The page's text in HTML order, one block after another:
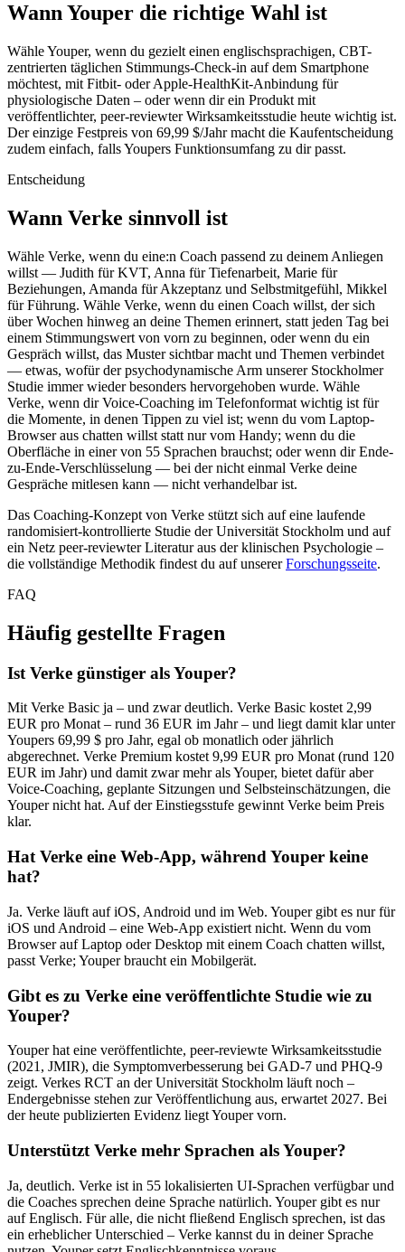
Wann Youper die richtige Wahl ist
Wähle Youper, wenn du gezielt einen englischsprachigen, CBT-
zentrierten täglichen Stimmungs-Check-in auf dem Smartphone
möchtest, mit Fitbit- oder Apple-HealthKit-Anbindung für
physiologische Daten – oder wenn dir ein Produkt mit
veröffentlichter, peer-reviewter Wirksamkeitsstudie heute wichtig ist.
Der einzige Festpreis von 69,99 $/Jahr macht die Kaufentscheidung
zudem einfach, falls Youpers Funktionsumfang zu dir passt.
Entscheidung
Wann Verke sinnvoll ist
Wähle Verke, wenn du eine:n Coach passend zu deinem Anliegen
willst — Judith für KVT, Anna für Tiefenarbeit, Marie für
Beziehungen, Amanda für Akzeptanz und Selbstmitgefühl, Mikkel
für Führung. Wähle Verke, wenn du einen Coach willst, der sich
über Wochen hinweg an deine Themen erinnert, statt jeden Tag bei
einem Stimmungswert von vorn zu beginnen, oder wenn du ein
Gespräch willst, das Muster sichtbar macht und Themen verbindet
— etwas, wofür der psychodynamische Arm unserer Stockholmer
Studie immer wieder besonders hervorgehoben wurde. Wähle
Verke, wenn dir Voice-Coaching im Telefonformat wichtig ist für
die Momente, in denen Tippen zu viel ist; wenn du vom Laptop-
Browser aus chatten willst statt nur vom Handy; wenn du die
Oberfläche in einer von 55 Sprachen brauchst; oder wenn dir Ende-
zu-Ende-Verschlüsselung — bei der nicht einmal Verke deine
Gespräche mitlesen kann — nicht verhandelbar ist.
Das Coaching-Konzept von Verke stützt sich auf eine laufende
randomisiert-kontrollierte Studie der Universität Stockholm und auf
ein Netz peer-reviewter Literatur aus der klinischen Psychologie –
die vollständige Methodik findest du auf unsererForschungsseite.
FAQ
Häufig gestellte Fragen
Ist Verke günstiger als Youper?
Mit Verke Basic ja – und zwar deutlich. Verke Basic kostet 2,99
EUR pro Monat – rund 36 EUR im Jahr – und liegt damit klar unter
Youpers 69,99 $ pro Jahr, egal ob monatlich oder jährlich
abgerechnet. Verke Premium kostet 9,99 EUR pro Monat (rund 120
EUR im Jahr) und damit zwar mehr als Youper, bietet dafür aber
Voice-Coaching, geplante Sitzungen und Selbsteinschätzungen, die
Youper nicht hat. Auf der Einstiegsstufe gewinnt Verke beim Preis
klar.
Hat Verke eine Web-App, während Youper keine
hat?
Ja. Verke läuft auf iOS, Android und im Web. Youper gibt es nur für
iOS und Android – eine Web-App existiert nicht. Wenn du vom
Browser auf Laptop oder Desktop mit einem Coach chatten willst,
passt Verke; Youper braucht ein Mobilgerät.
Gibt es zu Verke eine veröffentlichte Studie wie zu
Youper?
Youper hat eine veröffentlichte, peer-reviewte Wirksamkeitsstudie
(2021, JMIR), die Symptomverbesserung bei GAD-7 und PHQ-9
zeigt. Verkes RCT an der Universität Stockholm läuft noch –
Endergebnisse stehen zur Veröffentlichung aus, erwartet 2027. Bei
der heute publizierten Evidenz liegt Youper vorn.
Unterstützt Verke mehr Sprachen als Youper?
Ja, deutlich. Verke ist in 55 lokalisierten UI-Sprachen verfügbar und
die Coaches sprechen deine Sprache natürlich. Youper gibt es nur
auf Englisch. Für alle, die nicht fließend Englisch sprechen, ist das
ein erheblicher Unterschied – Verke kannst du in deiner Sprache